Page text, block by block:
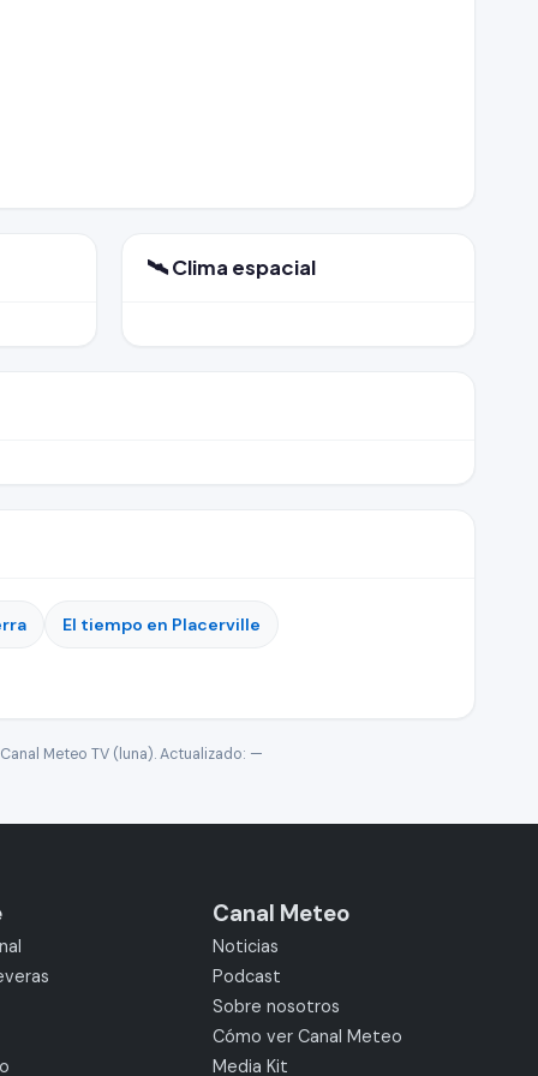
🛰️ Clima espacial
El tiempo en Placerville
Meteo TV (luna). Actualizado: —
Canal Meteo
Noticias
Podcast
Sobre nosotros
Cómo ver Canal Meteo
Media Kit